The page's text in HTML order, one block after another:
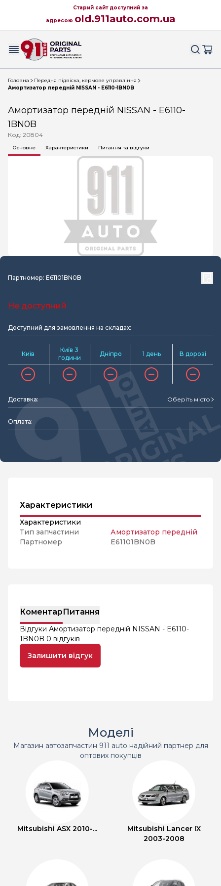
Старий сайт доступний за
адресою old.911auto.com.ua
Головна
Передня підвіска, кермове управління
Амортизатор передній NISSAN - E6110-1BN0B
Амортизатор передній NISSAN - E6110-
1BN0B
Код: 20804
Основне Характеристики Питання та відгуки
Партномер: E61101BN0B
Не доступний
Доступний для замовлення на складах:
Київ
Київ 3
години
Дніпро 1 день В дорозі
Доставка: Оберіть місто
Оплата:
Характеристики
Характеристики
Тип запчастини
Амортизатор передній
Партномер
E61101BN0B
КоментарПитання
Відгуки Амортизатор передній NISSAN - E6110-
1BN0B 0 відгуків
Залишити відгук
Моделі
Магазин автозапчастин 911 auto надійний партнер для
оптових покупців
Mitsubishi ASX 2010-...
Mitsubishi Lancer IX
2003-2008